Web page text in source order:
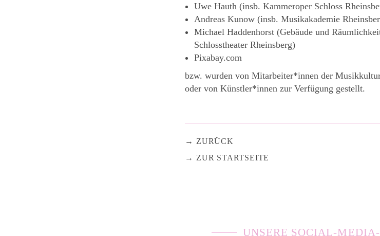
Uwe Hauth (insb. Kammeroper Schloss
Andreas Kunow (insb. Musikakademie
Michael Haddenhorst (Gebäude und
Schlosstheater Rheinsberg)
Pixabay.com
bzw. wurden von Mitarbeiter*innen der
oder von Künstler*innen zur Verfügung gestellt.
ZURÜCK
ZUR STARTSEITE
UNSERE SOCIAL-